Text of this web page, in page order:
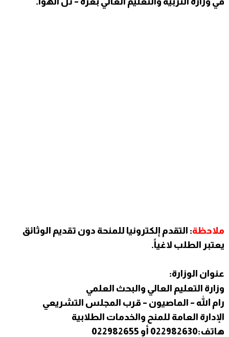
ملاحظة: التقدم إلكترونيا للمنحة دون تقديم الوثائق
يعتبر الطلب لاغياً.
عنوان الوزارة:
وزارة التعليم العالي والبحث العلمي
رام الله – الماصيون – قرب المجلس التشريعي
الإدارة العامة للمنح والخدمات الطلابية
هاتف:022982630 أو 022982655